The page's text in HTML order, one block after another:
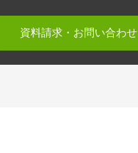
資料請求・お問い合わせ